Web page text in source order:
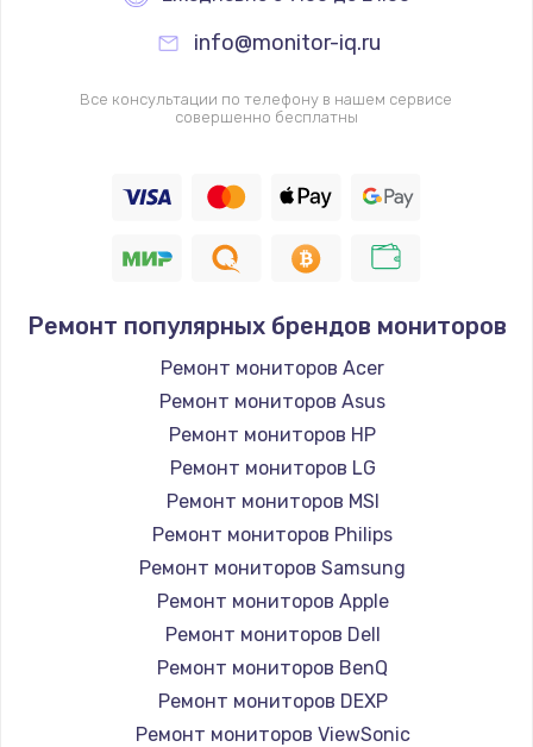
info@monitor-iq.ru
Все консультации по телефону в нашем сервисе
совершенно бесплатны
Ремонт популярных брендов мониторов
Ремонт мониторов Acer
Ремонт мониторов Asus
Ремонт мониторов HP
Ремонт мониторов LG
Ремонт мониторов MSI
Ремонт мониторов Philips
Ремонт мониторов Samsung
Ремонт мониторов Apple
Ремонт мониторов Dell
Ремонт мониторов BenQ
Ремонт мониторов DEXP
Ремонт мониторов ViewSonic